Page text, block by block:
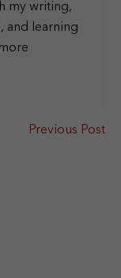
my writing,
and learning
Previous Post